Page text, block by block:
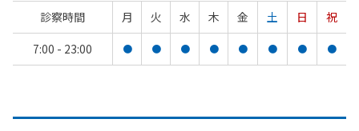
診察時間 月 火 水 木 金 土 日
祝
7:00 - 23:00
● ● ● ● ● ● ● ●